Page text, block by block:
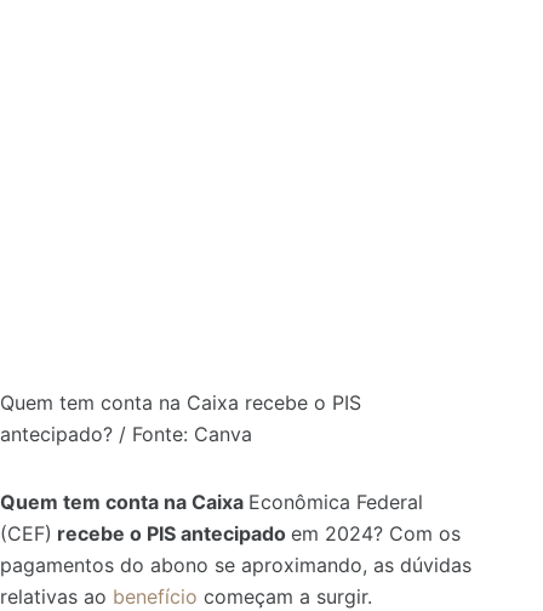
Quem tem conta na Caixa recebe o PIS
antecipado? / Fonte: Canva
Quem tem conta na Caixa Econômica Federal
(CEF) recebe o PIS antecipado em 2024? Com os
pagamentos do abono se aproximando, as dúvidas
relativas ao benefício começam a surgir.